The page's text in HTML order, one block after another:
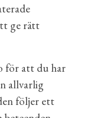
ge rätt
för att du har
allvarlig
följer ett